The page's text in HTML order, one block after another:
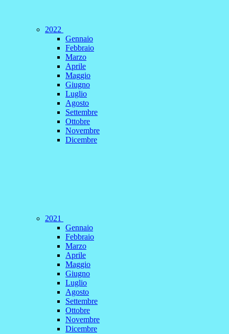
2022
Gennaio
Febbraio
Marzo
Aprile
Maggio
Giugno
Luglio
Agosto
Settembre
Ottobre
Novembre
Dicembre
2021
Gennaio
Febbraio
Marzo
Aprile
Maggio
Giugno
Luglio
Agosto
Settembre
Ottobre
Novembre
Dicembre